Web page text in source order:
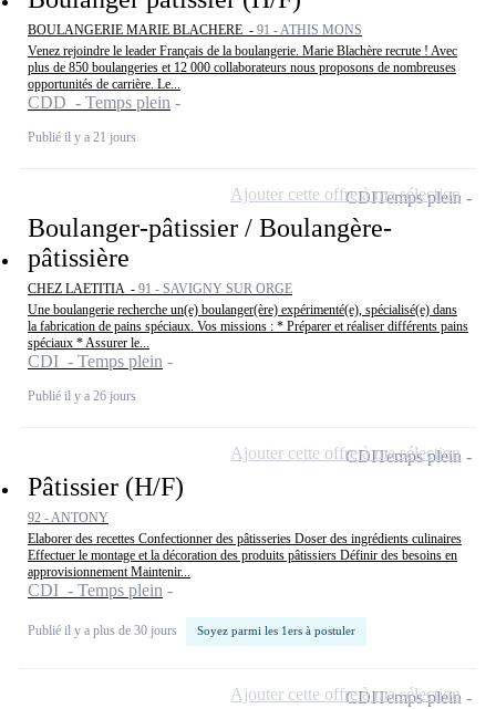
BOULANGERIE MARIE BLACHERE - 91 - ATHIS MONS
Venez rejoindre le leader Français de la boulangerie. Marie Blachère recrute ! Avec
plus de 850 boulangeries et 12 000 collaborateurs nous proposons de nombreuses
opportunités de carrière. Le...
CDD - Temps plein
Publié il y a 21 jours
Boulanger-pâtissier / Boulangère-
pâtissière
CHEZ LAETITIA - 91 - SAVIGNY SUR ORGE
Une boulangerie recherche un(e) boulanger(ère) expérimenté(e), spécialisé(e) dans
la fabrication de pains spéciaux. Vos missions : * Préparer et réaliser différents pains
spéciaux * Assurer le...
CDI - Temps plein
Publié il y a 26 jours
CDITemps plein
Ajouter cette offre à ma sélection
Pâtissier (H/F)
92 - ANTONY
Elaborer des recettes Confectionner des pâtisseries Doser des ingrédients culinaires
Effectuer le montage et la décoration des produits pâtissiers Définir des besoins en
approvisionnement Maintenir...
CDI - Temps plein
Publié il y a plus de 30 jours Soyez parmi les 1ers à postuler
CDITemps plein
Ajouter cette offre à ma sélection
CDITemps plein
Ajouter cette offre à ma sélection